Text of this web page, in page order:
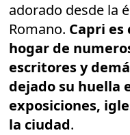
adorado desde la
Romano. Capri es
hogar de
escritores y
dejado su huella
exposiciones,
la ciudad.